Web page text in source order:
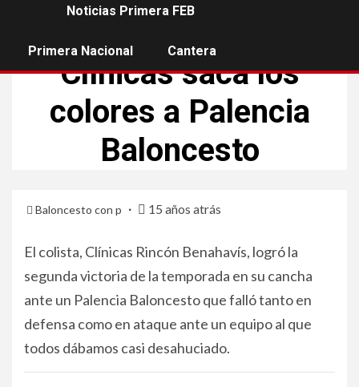
Noticias Primera FEB
Primera Nacional Cantera
Clínicas saca los
colores a Palencia
Baloncesto
Baloncesto con p 15 años atrás
El colista, Clínicas Rincón Benahavís, logró la
segunda victoria de la temporada en su cancha
ante un Palencia Baloncesto que falló tanto en
defensa como en ataque ante un equipo al que
todos dábamos casi desahuciado.